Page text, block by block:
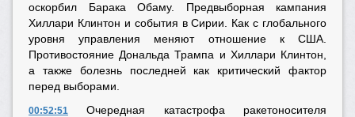
оскорбил Барака Обаму. Предвыборная кампания
Хиллари Клинтон и события в Сирии. Как с глобального
уровня управления меняют отношение к США.
Противостояние Дональда Трампа и Хиллари Клинтон,
а также болезнь последней как критический фактор
перед выборами.
00:52:51 Очередная катастрофа ракетоносителя